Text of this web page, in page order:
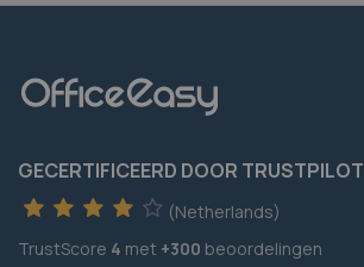
GECERTIFICEERD DOOR TRUSTPILOT
(Netherlands)
TrustScore 4 met +300 beoordelingen